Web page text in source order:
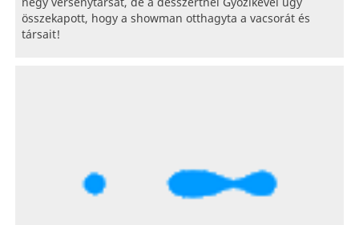
összekapott, hogy a showman otthagyta a vacsorát és
társait!